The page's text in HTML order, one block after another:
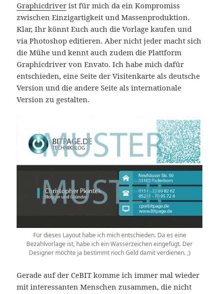
Graphicdriver ist für mich da ein Kompromiss
zwischen Einzigartigkeit und Massenproduktion.
Klar, Ihr könnt Euch auch die Vorlage kaufen und
via Photoshop editieren. Aber nicht jeder macht sich
die Mühe und kennt auch zudem die Plattform
Graphicdriver von Envato. Ich habe mich dafür
entschieden, eine Seite der Visitenkarte als deutsche
Version und die andere Seite als internationale
Version zu gestalten.
Für dieses Layout habe ich mich entschieden. Da es eine
Bezahlvorlage ist, habe ich ein Wasserzeichen eingefügt. Der
Designer möchte ja bestimmt noch Geld damit verdienen. ;)
Gerade auf der CeBIT komme ich immer mal wieder
mit interessanten Menschen zusammen, die nicht